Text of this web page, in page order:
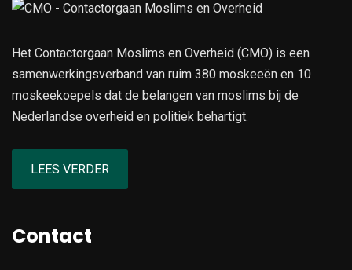
Het Contactorgaan Moslims en Overheid (CMO) is een
samenwerkingsverband van ruim 380 moskeeën en 10
moskeekoepels dat de belangen van moslims bij de
Nederlandse overheid en politiek behartigt.
LEES VERDER
Contact